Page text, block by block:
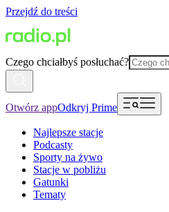
Przejdź do treści
Czego chciałbyś posłuchać?
Otwórz appOdkryj Prime
Najlepsze stacje
Podcasty
Sporty na żywo
Stacje w pobliżu
Gatunki
Tematy